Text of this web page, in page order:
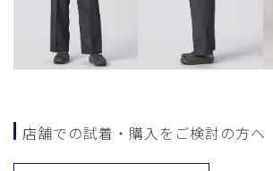
店舗での試着・購入をご検討の方へ